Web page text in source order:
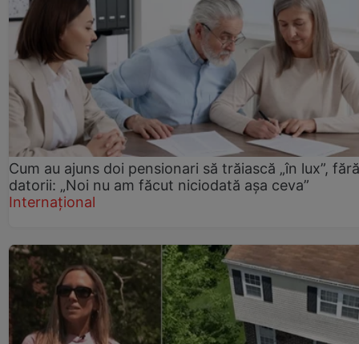
Cum au ajuns doi pensionari să trăiască „în lux”, fără
datorii: „Noi nu am făcut niciodată așa ceva”
Internațional